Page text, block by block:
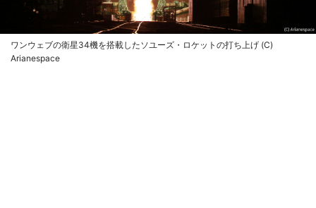
ワンウェブの衛星34機を搭載したソユーズ・ロケットの打ち上げ (C)
Arianespace